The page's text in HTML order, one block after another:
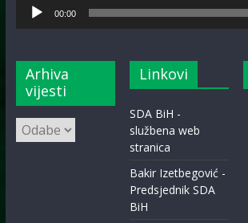
00:00
Arhiva
vijesti
Arhiva
vijesti
Linkovi
SDA BiH -
službena web
stranica
Bakir Izetbegović -
Predsjednik SDA
BiH